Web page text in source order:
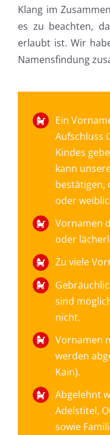
Klang im
es zu beachten,
erlaubt ist. Wir
Namensfindung
Ein
Aufschluss
Kindes
kann
bestätigen,
oder
Vornamen
oder
Zu viele
sind
nicht.
Vornamen
werden
Kain).
Abgelehnt
Adelstitel,
sowie